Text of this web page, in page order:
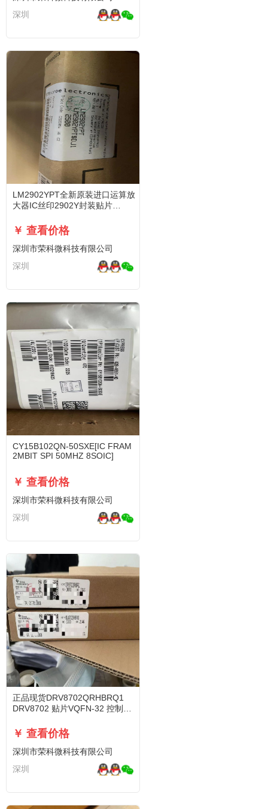
深圳
LM2902YPT全新原装进口运算放
大器IC丝印2902Y封装贴片
￥ 查看价格
深圳市荣科微科技有限公司
深圳
CY15B102QN-50SXE[IC FRAM
2MBIT SPI 50MHZ 8SOIC]
￥ 查看价格
深圳市荣科微科技有限公司
深圳
正品现货DRV8702QRHBRQ1
DRV8702 贴片VQFN-32 控制驱
￥ 查看价格
深圳市荣科微科技有限公司
深圳